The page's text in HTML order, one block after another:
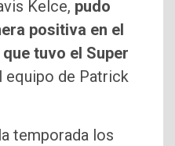
Kelce, pudo
positiva en el
tuvo el Super
equipo de Patrick
temporada los